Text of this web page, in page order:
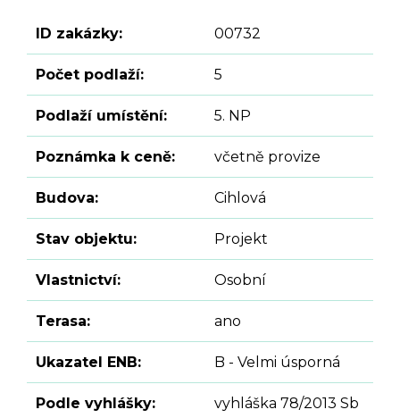
ID zakázky: 00732
Počet podlaží: 5
Podlaží umístění: 5. NP
Poznámka k ceně: včetně provize
Budova: Cihlová
Stav objektu: Projekt
Vlastnictví: Osobní
Terasa: ano
Ukazatel ENB: B - Velmi úsporná
Podle vyhlášky: vyhláška 78/2013 Sb